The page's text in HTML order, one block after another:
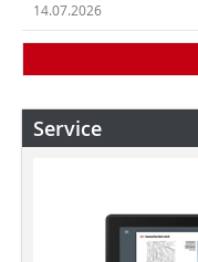
14.07.2026
Service